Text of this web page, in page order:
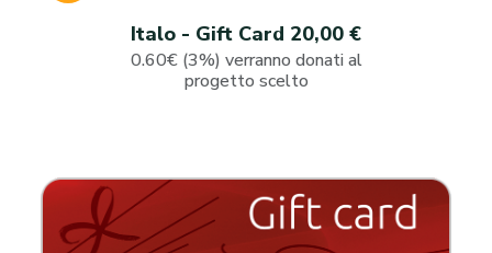
Italo - Gift Card 20,00 €
0.60€ (3%) verranno donati al
progetto scelto